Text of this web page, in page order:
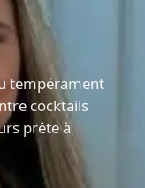
tempérament
cocktails
prête à